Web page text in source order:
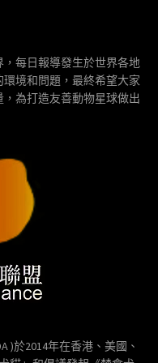
每日報導發生於世界各地
境和問題，最終希望大家
為打造友善動物星球做出
)於2014年在香港、美國、